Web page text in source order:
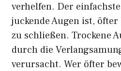
verhelfen. Der
juckende Augen ist,
zu schließen. Trockene
durch die
verursacht. Wer öfter